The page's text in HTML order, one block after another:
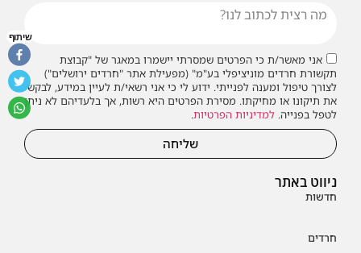
ניווט באתר
חדשות
חרדים
אני מאשר/ת כי הפרטים שמסרתי יישמרו במאגר של "קבוצת
תקשורת חרדים מוניציפלי בע"מ" (מפעילת אתר "חרדים ירושלים")
לצורך טיפול ומענה לפנייתי. ידוע לי כי אני רשאי/ת לעיין במידע, לבקש
את תיקונו או מחיקתו. מסירת הפרטים היא רשות, אך בלעדיהם לא ניתן
לטפל בפנייה. למדיניות הפרטיות.
שליחה
שיתוף